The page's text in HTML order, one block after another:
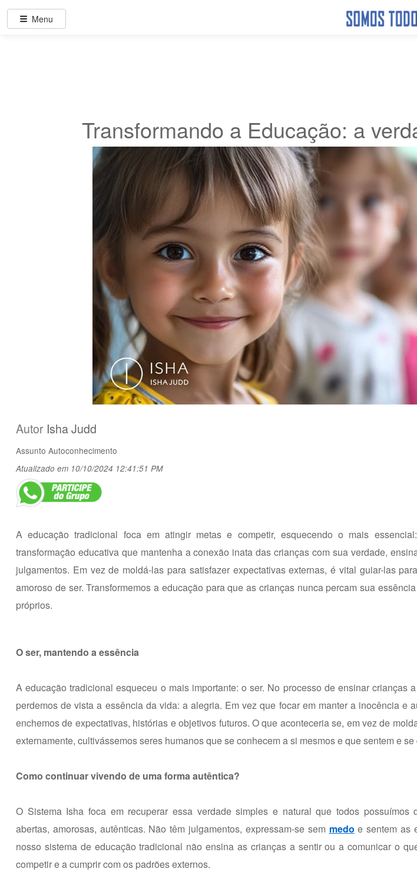
Transformando a Educação: a
Autor Isha Judd
Assunto Autoconhecimento
Atualizado em 10/10/2024 12:41:51 PM
A educação tradicional foca em atingir metas e competir, esquecendo o mais
transformação educativa que mantenha a conexão inata das crianças com sua verdade,
julgamentos. Em vez de moldá-las para satisfazer expectativas externas, é vital guiar-las
amoroso de ser. Transformemos a educação para que as crianças nunca percam sua
próprios.
O ser, mantendo a essência
A educação tradicional esqueceu o mais importante: o ser. No processo de ensinar crianças
perdemos de vista a essência da vida: a alegria. Em vez que focar em manter a inocência e
enchemos de expectativas, histórias e objetivos futuros. O que aconteceria se, em vez de
externamente, cultivássemos seres humanos que se conhecem a si mesmos e que sentem e
Como continuar vivendo de uma forma autêntica?
O Sistema Isha foca em recuperar essa verdade simples e natural que todos possuímos
abertas, amorosas, autênticas. Não têm julgamentos, expressam-se sem medo e sentem as
nosso sistema de educação tradicional não ensina as crianças a sentir ou a comunicar o
competir e a cumprir com os padrões externos.
Menu